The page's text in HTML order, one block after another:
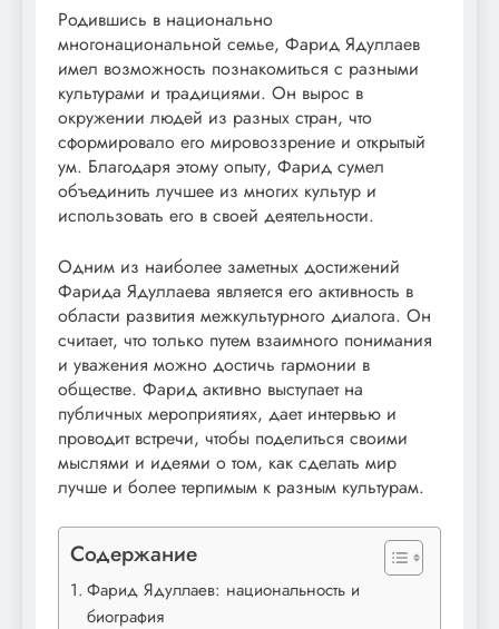
Родившись в национально
многонациональной семье, Фарид Ядуллаев
имел возможность познакомиться с разными
культурами и традициями. Он вырос в
окружении людей из разных стран, что
сформировало его мировоззрение и открытый
ум. Благодаря этому опыту, Фарид сумел
объединить лучшее из многих культур и
использовать его в своей деятельности.
Одним из наиболее заметных достижений
Фарида Ядуллаева является его активность в
области развития межкультурного диалога. Он
считает, что только путем взаимного понимания
и уважения можно достичь гармонии в
обществе. Фарид активно выступает на
публичных мероприятиях, дает интервью и
проводит встречи, чтобы поделиться своими
мыслями и идеями о том, как сделать мир
лучше и более терпимым к разным культурам.
Содержание
Фарид Ядуллаев: национальность и
биография